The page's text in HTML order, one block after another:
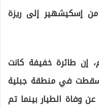
إسكيشهير إلى ريزة
إن طائرة خفيفة كانت
في منطقة جبلية
وفاة الطيار بينما تم